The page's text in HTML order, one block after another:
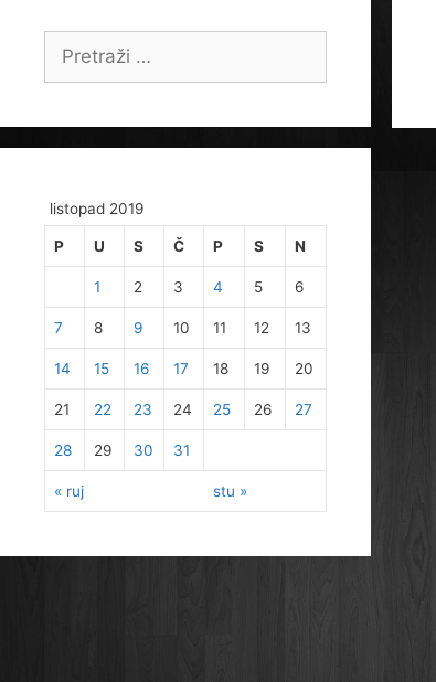
listopad 2019
P U S Č P S N
« ruj stu »
1 2 3 4 5 6
7 8 9 10 11 12 13
14 15 16 17 18 19 20
21 22 23 24 25 26 27
28 29 30 31